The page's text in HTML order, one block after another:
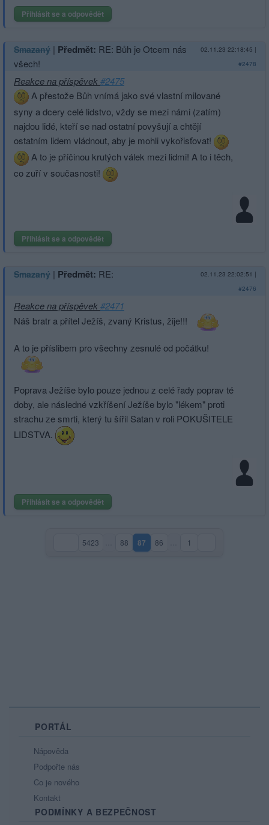
Přihlásit se a odpovědět
Smazaný | Předmět: RE: Bůh je Otcem nás
všech!
02.11.23 22:18:45 |
#2478
Reakce na příspěvek#2475
A přestože Bůh vnímá jako své vlastní milované
syny a dcery celé lidstvo, vždy se mezi námi (zatím)
najdou lidé, kteří se nad ostatní povyšují a chtějí
ostatním lidem vládnout, aby je mohli vykořisťovat!
A to je příčinou krutých válek mezi lidmi! A to i těch,
co zuří v současnosti!
Přihlásit se a odpovědět
Smazaný | Předmět: RE: 02.11.23 22:02:51 |
#2476
Reakce na příspěvek#2471
Náš bratr a přítel Ježíš, zvaný Kristus, žije!!!
A to je příslibem pro všechny zesnulé od počátku!
Poprava Ježíše bylo pouze jednou z celé řady poprav té
doby, ale následné vzkříšení Ježíše bylo "lékem" proti
strachu ze smrti, který tu šířil Satan v roli POKUŠITELE
LIDSTVA.
Přihlásit se a odpovědět
5423 88 87(aktuální strana)
86 1
PORTÁL
Nápověda
Podpořte nás
Co je nového
Kontakt
PODMÍNKY A BEZPEČNOST